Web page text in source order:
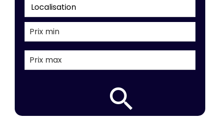
Localisation